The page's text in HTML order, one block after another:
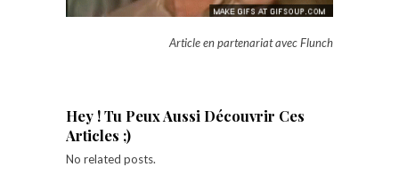
Article en partenariat avec Flunch
Hey ! Tu Peux Aussi Découvrir Ces
Articles ;)
No related posts.